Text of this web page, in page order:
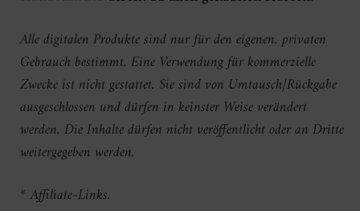
Alle digitalen Produkte sind nur für den eigenen, privaten
Gebrauch bestimmt. Eine Verwendung für kommerzielle
Zwecke ist nicht gestattet. Sie sind von Umtausch/Rückgabe
ausgeschlossen und dürfen in keinster Weise verändert
werden. Die Inhalte dürfen nicht veröffentlicht oder an Dritte
weitergegeben werden.
* Affiliate-Links.